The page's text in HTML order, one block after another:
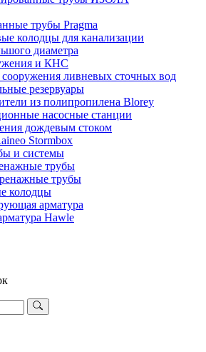
трубы Pragma
колодцы для канализации
диаметра
и КНС
ливневых сточных вод
резервуары
из полипропилена Blorey
насосные станции
дождевым стоком
Stormbox
и системы
трубы
трубы
колодцы
арматура
Hawle